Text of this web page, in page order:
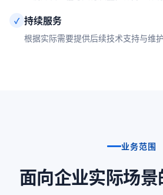
✓ 持续服务
根据实际需要提供后续技术支持与维护
业务范围
面向企业实际场